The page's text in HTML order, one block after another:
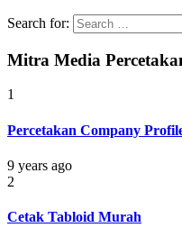
Search for:
Mitra Media
1
Percetakan Company
9 years ago
2
Cetak Tabloid Murah